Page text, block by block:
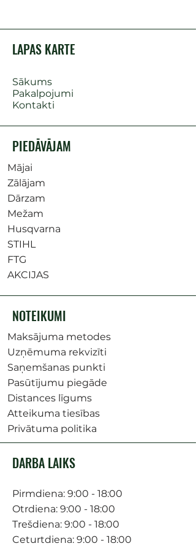
LAPAS KARTE
Sākums
Pakalpojumi
Kontakti
PIEDĀVĀJAM
Mājai
Zālājam
Dārzam
Mežam
Husqvarna
STIHL
FTG
AKCIJAS
NOTEIKUMI
Maksājuma metodes
Uzņēmuma rekvizīti
Saņemšanas punkti
Pasūtījumu piegāde
Distances līgums
Atteikuma tiesības
Privātuma politika
DARBA LAIKS
Pirmdiena: 9:00 - 18:00
Otrdiena: 9:00 - 18:00
Trešdiena: 9:00 - 18:00
Ceturtdiena: 9:00 - 18:00